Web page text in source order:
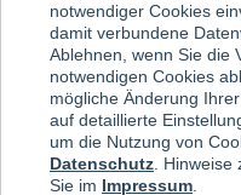
notwendiger Cookies
damit verbundene
Ablehnen, wenn Sie die
notwendigen Cookies
mögliche Änderung
auf detaillierte
um die Nutzung von
Datenschutz .
Sie im Impressum